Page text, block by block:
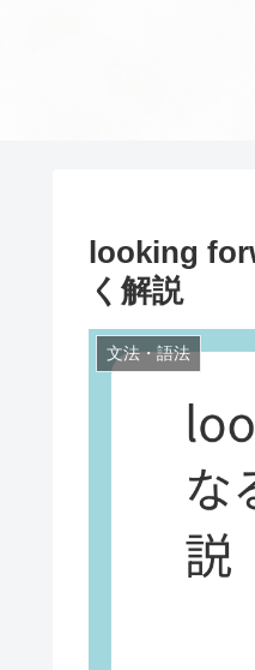
looking
く解説
文法・語法